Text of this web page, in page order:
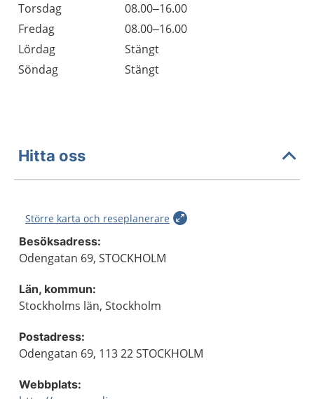
Torsdag
08.00–16.00
Fredag
08.00–16.00
Lördag
Stängt
Söndag
Stängt
Hitta oss
Större karta och reseplanerare
Besöksadress:
Odengatan 69, STOCKHOLM
Län, kommun:
Stockholms län, Stockholm
Postadress:
Odengatan 69, 113 22 STOCKHOLM
Webbplats: